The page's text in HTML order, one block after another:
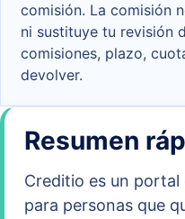
comisión. La comisión
ni sustituye tu revisión
comisiones, plazo,
devolver.
Resumen
Creditio es un
para personas que